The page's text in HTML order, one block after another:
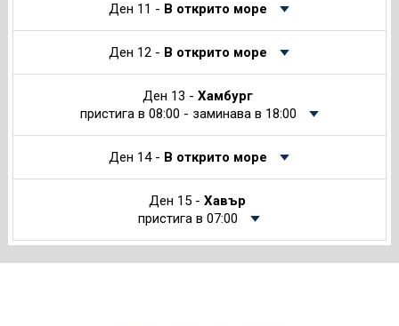
Ден 11 - В открито море
Ден 12 - В открито море
Ден 13 - Хамбург
пристига в 08:00 - заминава в 18:00
Ден 14 - В открито море
Ден 15 -Хавър
пристига в 07:00